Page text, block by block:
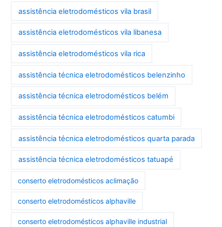
assistência eletrodomésticos vila brasil
assistência eletrodomésticos vila libanesa
assistência eletrodomésticos vila rica
assistência técnica eletrodomésticos belenzinho
assistência técnica eletrodomésticos belém
assistência técnica eletrodomésticos catumbi
assistência técnica eletrodomésticos quarta parada
assistência técnica eletrodomésticos tatuapé
conserto eletrodomésticos aclimação
conserto eletrodomésticos alphaville
conserto eletrodomésticos alphaville industrial